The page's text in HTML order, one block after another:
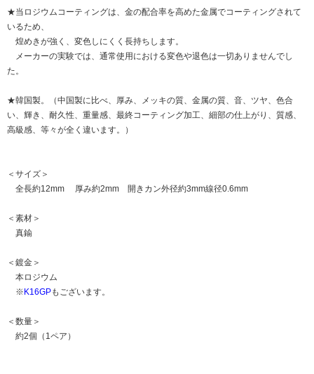
★当ロジウムコーティングは、金の配合率を高めた金属でコーティングされて
いるため、
煌めきが強く、変色しにくく長持ちします。
メーカーの実験では、通常使用における変色や退色は一切ありませんでし
た。
★韓国製。（中国製に比べ、厚み、メッキの質、金属の質、音、ツヤ、色合
い、輝き、耐久性、重量感、最終コーティング加工、細部の仕上がり、質感、
高級感、等々が全く違います。）
＜サイズ＞
全長約12mm 厚み約2mm 開きカン外径約3mm線径0.6mm
＜素材＞
真鍮
＜鍍金＞
本ロジウム
※ K16GPもございます。
＜数量＞
約2個（1ペア）